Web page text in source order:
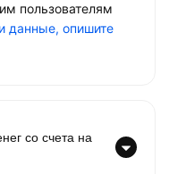
пользователям
данные, опишите
со счета на